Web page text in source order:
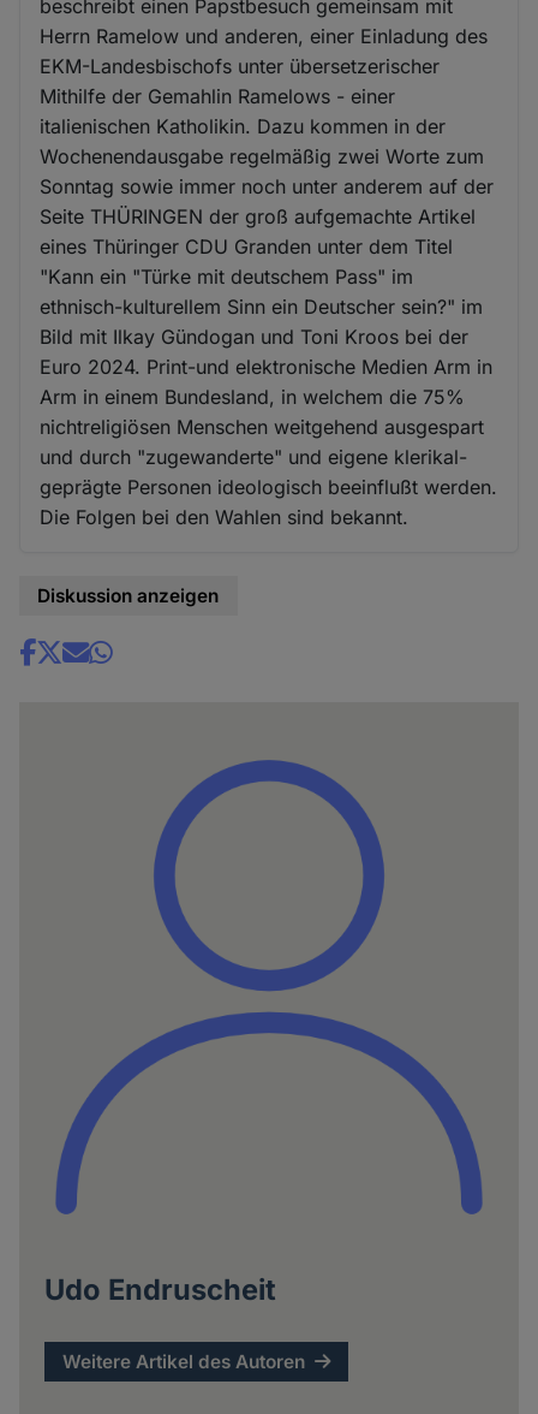
beschreibt einen Papstbesuch gemeinsam mit
Herrn Ramelow und anderen, einer Einladung des
EKM-Landesbischofs unter übersetzerischer
Mithilfe der Gemahlin Ramelows - einer
italienischen Katholikin. Dazu kommen in der
Wochenendausgabe regelmäßig zwei Worte zum
Sonntag sowie immer noch unter anderem auf der
Seite THÜRINGEN der groß aufgemachte Artikel
eines Thüringer CDU Granden unter dem Titel
"Kann ein "Türke mit deutschem Pass" im
ethnisch-kulturellem Sinn ein Deutscher sein?" im
Bild mit Ilkay Gündogan und Toni Kroos bei der
Euro 2024. Print-und elektronische Medien Arm in
Arm in einem Bundesland, in welchem die 75%
nichtreligiösen Menschen weitgehend ausgespart
und durch "zugewanderte" und eigene klerikal-
geprägte Personen ideologisch beeinflußt werden.
Die Folgen bei den Wahlen sind bekannt.
Diskussion anzeigen
Share
Udo Endruscheit
Weitere Artikel des Autoren